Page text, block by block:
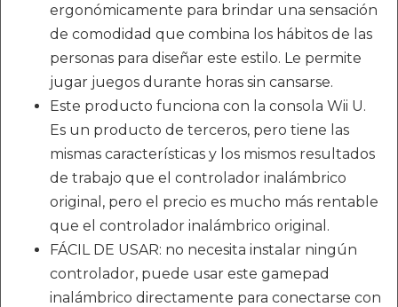
ergonómicamente para brindar una sensación
de comodidad que combina los hábitos de las
personas para diseñar este estilo. Le permite
jugar juegos durante horas sin cansarse.
Este producto funciona con la consola Wii U.
Es un producto de terceros, pero tiene las
mismas características y los mismos resultados
de trabajo que el controlador inalámbrico
original, pero el precio es mucho más rentable
que el controlador inalámbrico original.
FÁCIL DE USAR: no necesita instalar ningún
controlador, puede usar este gamepad
inalámbrico directamente para conectarse con